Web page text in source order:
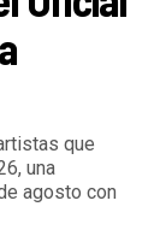
que
una
agosto con